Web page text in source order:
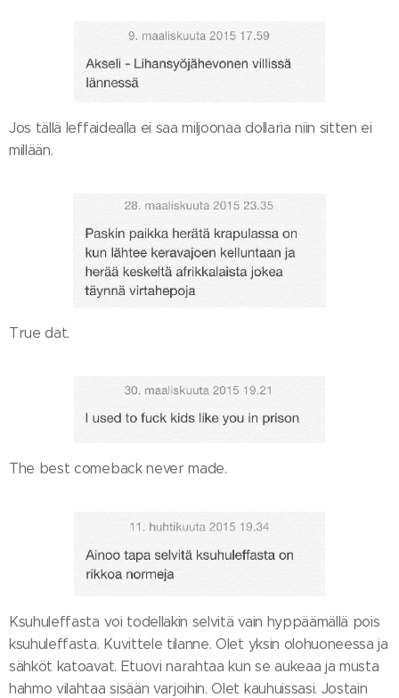
Jos tällä leffaidealla ei saa miljoonaa dollaria niin sitten ei
millään.
True dat.
The best comeback never made.
Ksuhuleffasta voi todellakin selvitä vain hyppäämällä pois
ksuhuleffasta. Kuvittele tilanne. Olet yksin olohuoneessa ja
sähköt katoavat. Etuovi narahtaa kun se aukeaa ja musta
hahmo vilahtaa sisään varjoihin. Olet kauhuissasi. Jostain